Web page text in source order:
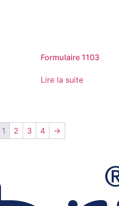
Formulaire 1103
Lire la suite
1 2 3 4 →